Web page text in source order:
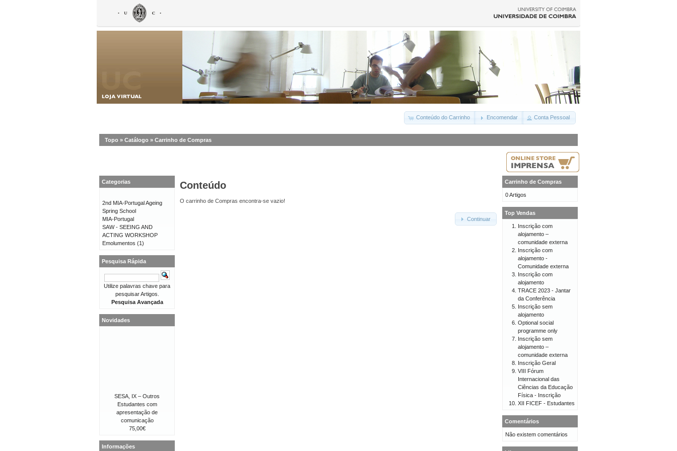
Conteúdo do Carrinho Encomendar Conta Pessoal
Topo » Catálogo » Carrinho de Compras
Conteúdo
O carrinho de Compras encontra-se vazio!
Continuar
Categorias
2nd MIA-Portugal Ageing
Spring School
MIA-Portugal
SAW - SEEING AND
ACTING WORKSHOP
Emolumentos (1)
Pesquisa Rápida
Utilize palavras chave para
pesquisar Artigos.
Pesquisa Avançada
Novidades
SESA, IX – Outros
Estudantes com
apresentação de
comunicação
75,00€
Informações
Carrinho de Compras
0 Artigos
Top Vendas
Inscrição com
alojamento –
comunidade externa
Inscrição com
alojamento -
Comunidade externa
Inscrição com
alojamento
TRACE 2023 - Jantar
da Conferência
Inscrição sem
alojamento
Optional social
programme only
Inscrição sem
alojamento –
comunidade externa
Inscrição Geral
VIII Fórum
Internacional das
Ciências da Educação
Física - Inscrição
XII FICEF - Estudantes
Comentários
Não existem comentários